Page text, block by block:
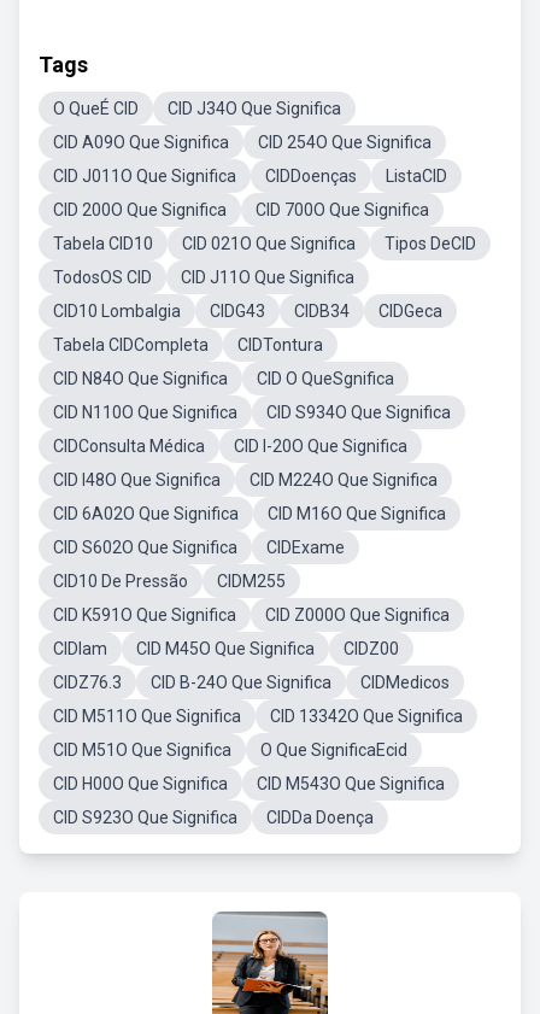
Tags
O QueÉ CID
CID J34O Que Significa
CID A09O Que Significa
CID 254O Que Significa
CID J011O Que Significa
CIDDoenças
ListaCID
CID 200O Que Significa
CID 700O Que Significa
Tabela CID10
CID 021O Que Significa
Tipos DeCID
TodosOS CID
CID J11O Que Significa
CID10 Lombalgia
CIDG43 CIDB34
CIDGeca
Tabela CIDCompleta
CIDTontura
CID N84O Que Significa
CID O QueSgnifica
CID N110O Que Significa
CID S934O Que Significa
CIDConsulta Médica
CID I-20O Que Significa
CID I48O Que Significa
CID M224O Que Significa
CID 6A02O Que Significa
CID M16O Que Significa
CID S602O Que Significa
CIDExame
CID10 De Pressão
CIDM255
CID K591O Que Significa
CID Z000O Que Significa
CIDIam
CID M45O Que Significa
CIDZ00
CIDZ76.3
CID B-24O Que Significa
CIDMedicos
CID M511O Que Significa
CID 13342O Que Significa
CID M51O Que Significa
O Que SignificaEcid
CID H00O Que Significa
CID M543O Que Significa
CID S923O Que Significa
CIDDa Doença